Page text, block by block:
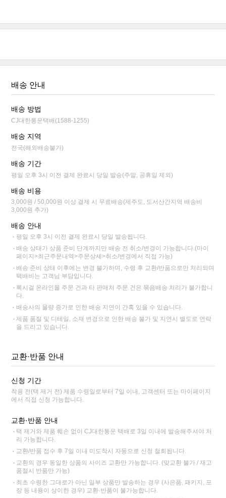
배송 안내
배송 방법
CJ대한통운택배(1588-1255)
배송 지역
전국(해외배송불가)
배송 기간
평일 오후 3시 이전 결제 완료시 당일 발송(주말, 공휴일 제외)
배송 비용
3,000원 / 50,000원 이상 결제 시 무료배송(제주도, 도서산간지역 배송비
3,000원 추가)
배송 안내
평일 오후 3시 이전 결제 완료시 당일 발송됩니다.
배송 상태가 상품 준비 단계까지만 배송 전 취소/변경이 가능합니다.(마이
페이지>최근주문내역>주문상세>취소/변경에서 직접 가능)
배송 준비 상태 이후에는 변경 불가하며, 수령 후 교환/반품으로만 처리되며
택배비는 고객님 부담입니다.
록시걸 온라인몰 주문 건과 타 판매처 주문 건은 묶음배송 처리가 불가합니
다.
배송사의 물량 증가로 인한 배송 지연이 간혹 있을 수 있습니다.
제품 품절 및 디테일, 소재 변경으로 인한 배송 불가 및 지연시 별도로 연락
을 드리고 있습니다.
교환·반품 안내
신청 기간
착용 전(택 제거 전) 제품 수령일로부터 7일 이내, 고객센터 또는 마이페이지
에서 직접 신청 가능합니다.
교환·반품 안내
택 제거와 제품 훼손 없이 CJ대한통운 택배로 3일 이내에 발송해주셔야 처
리 가능합니다.
교환/반품 접수 후 7일 이내 미도착시 자동으로 신청 철회됩니다.
교환의 경우 동일한 상품의 사이즈 교환만 가능합니다. (맞교환 불가 / 재고
품절시 반품만 가능)
최초 수령한 그대로가 아닌 일부 상품만 발송하는 경우 (사은품, 패키지, 포
장 등 내용이 상이한 경우) 교환·반품이 불가능합니다.